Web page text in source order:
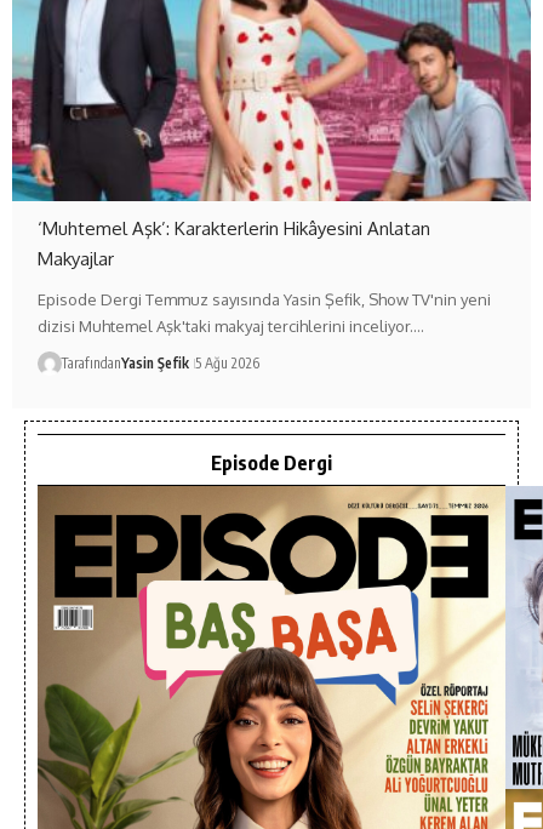
‘Muhtemel Aşk’: Karakterlerin Hikâyesini Anlatan
Makyajlar
Episode Dergi Temmuz sayısında Yasin Şefik, Show TV'nin yeni
dizisi Muhtemel Aşk'taki makyaj tercihlerini inceliyor.…
TarafındanYasin Şefik 5 Ağu 2026
Episode Dergi